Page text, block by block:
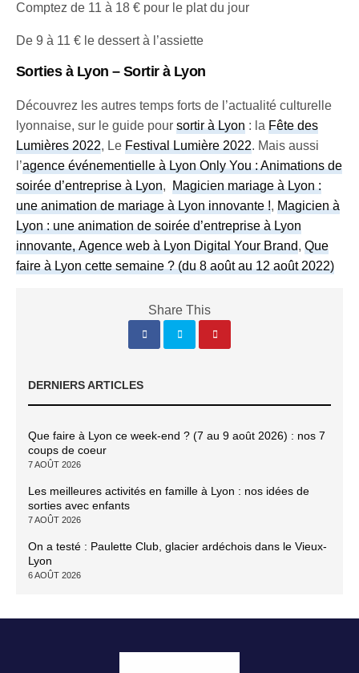
Comptez de 11 à 18 € pour le plat du jour
De 9 à 11 € le dessert à l’assiette
Sorties à Lyon – Sortir à Lyon
Découvrez les autres temps forts de l’actualité culturelle
lyonnaise, sur le guide poursortir à Lyon : laFête des
Lumières 2022, LeFestival Lumière 2022. Mais aussi
l’agence événementielle à Lyon Only You : Animations de
soirée d’entreprise à Lyon,Magicien mariage à Lyon :
une animation de mariage à Lyon innovante !,Magicien à
Lyon : une animation de soirée d’entreprise à Lyon
innovante, Agence web à Lyon Digital Your Brand,Que
faire à Lyon cette semaine ? (du 8 août au 12 août 2022)
Share This
DERNIERS ARTICLES
Que faire à Lyon ce week-end ? (7 au 9 août 2026) : nos 7
coups de coeur
7 AOÛT 2026
Les meilleures activités en famille à Lyon : nos idées de
sorties avec enfants
7 AOÛT 2026
On a testé : Paulette Club, glacier ardéchois dans le Vieux-
Lyon
6 AOÛT 2026